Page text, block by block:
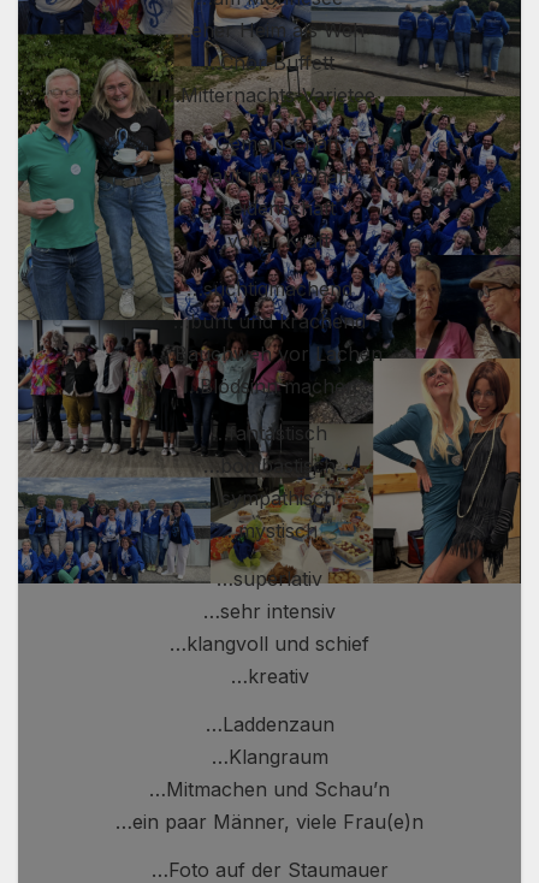
…eher Heim als Weh
…Chor-Buffett
…Mitternachts-Varietee
…Gemeinschaft
…laut und lebhaft
…Leidenschaft
…voller Kraft
…süchtigmachend
…bunt und krachend
…Bauchweh vor Lachen
…Blödsinn machen
…fantastisch
…bombastisch
…sympathisch
…mystisch
…superlativ
…sehr intensiv
…klangvoll und schief
…kreativ
…Laddenzaun
…Klangraum
…Mitmachen und Schau’n
…ein paar Männer, viele Frau(e)n
…Foto auf der Staumauer